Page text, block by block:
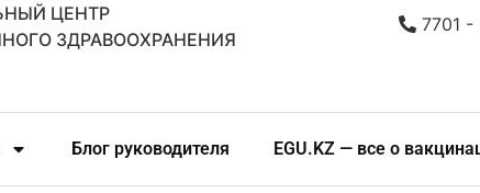
ЦЕНТР
ЗДРАВООХРАНЕНИЯ
7701 -
Блог руководителя EGU.KZ — все о